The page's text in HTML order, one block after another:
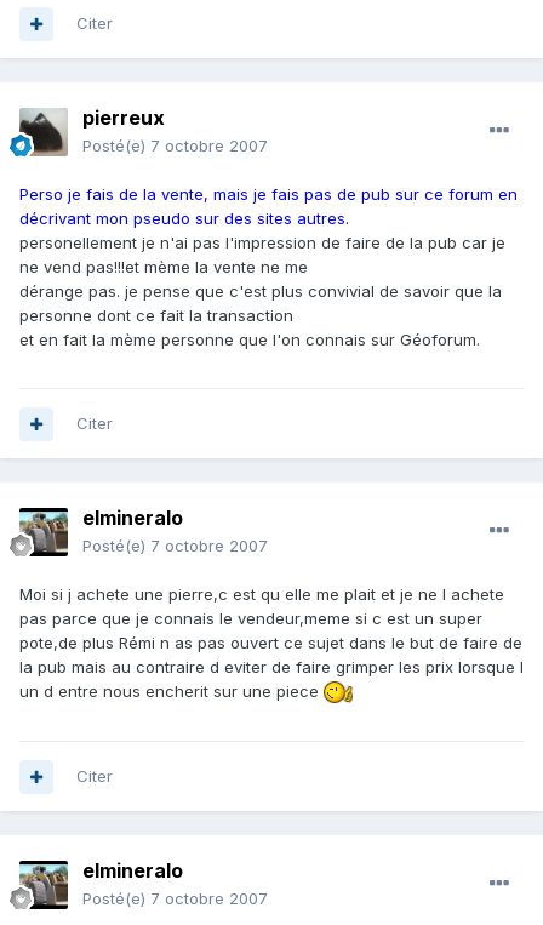
Citer
pierreux
Posté(e) 7 octobre 2007
Perso je fais de la vente, mais je fais pas de pub sur ce forum en
décrivant mon pseudo sur des sites autres.
personellement je n'ai pas l'impression de faire de la pub car je
ne vend pas!!!et mème la vente ne me
dérange pas. je pense que c'est plus convivial de savoir que la
personne dont ce fait la transaction
et en fait la mème personne que l'on connais sur Géoforum.
Citer
elmineralo
Posté(e) 7 octobre 2007
Moi si j achete une pierre,c est qu elle me plait et je ne l achete
pas parce que je connais le vendeur,meme si c est un super
pote,de plus Rémi n as pas ouvert ce sujet dans le but de faire de
la pub mais au contraire d eviter de faire grimper les prix lorsque l
un d entre nous encherit sur une piece
Citer
elmineralo
Posté(e) 7 octobre 2007